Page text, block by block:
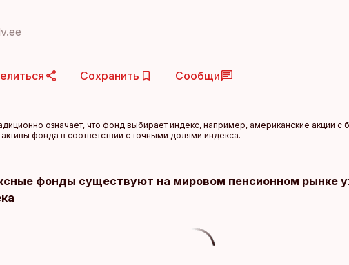
Сохранить Сообщи
означает, что фонд выбирает индекс, например, американские акции с
фонда в соответствии с точными долями индекса.
фонды существуют на мировом пенсионном рынке